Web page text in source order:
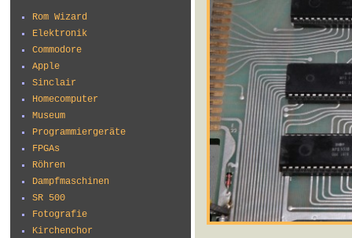
Rom Wizard
Elektronik
Commodore
Apple
Sinclair
Homecomputer
Museum
Programmiergeräte
FPGAs
Röhren
Dampfmaschinen
SR 500
Fotografie
Kirchenchor